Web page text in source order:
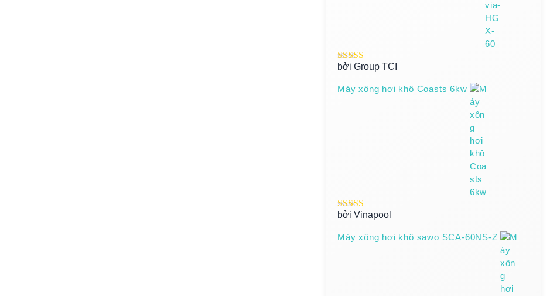
Được xếp
bởi Group TCI
Máy xông hơi khô Coasts 6kw
Được xếp
bởi Vinapool
Máy xông hơi khô sawo SCA-60NS-Z